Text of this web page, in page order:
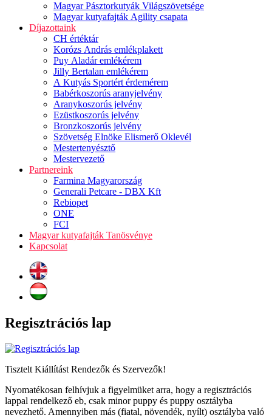
Magyar Pásztorkutyák Világszövetsége
Magyar kutyafajták Agility csapata
Díjazottaink
CH értéktár
Korózs András emlékplakett
Puy Aladár emlékérem
Jilly Bertalan emlékérem
A Kutyás Sportért érdemérem
Babérkoszorús aranyjelvény
Aranykoszorús jelvény
Ezüstkoszorús jelvény
Bronzkoszorús jelvény
Szövetség Elnöke Elismerő Oklevél
Mestertenyésztő
Mestervezető
Partnereink
Farmina Magyarország
Generali Petcare - DBX Kft
Rebiopet
ONE
FCI
Magyar kutyafajták Tanösvénye
Kapcsolat
Regisztrációs lap
Tisztelt Kiállítást Rendezők és Szervezők!
Nyomatékosan felhívjuk a figyelmüket arra, hogy a regisztrációs
lappal rendelkező eb, csak minor puppy és puppy osztályba
nevezhető. Amennyiben más (fiatal, növendék, nyílt) osztályba való